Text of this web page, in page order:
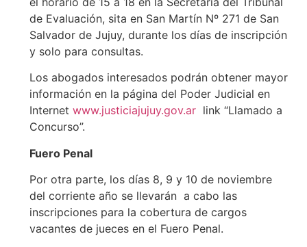
de Evaluación, sita en San Martín Nº 271 de San
Salvador de Jujuy, durante los días de inscripción
y solo para consultas.
Los abogados interesados podrán obtener mayor
información en la página del Poder Judicial en
Internet www.justiciajujuy.gov.arlink “Llamado a
Concurso”.
Fuero Penal
Por otra parte, los días 8, 9 y 10 de noviembre
del corriente año se llevarán a cabo las
inscripciones para la cobertura de cargos
vacantes de jueces en el Fuero Penal.